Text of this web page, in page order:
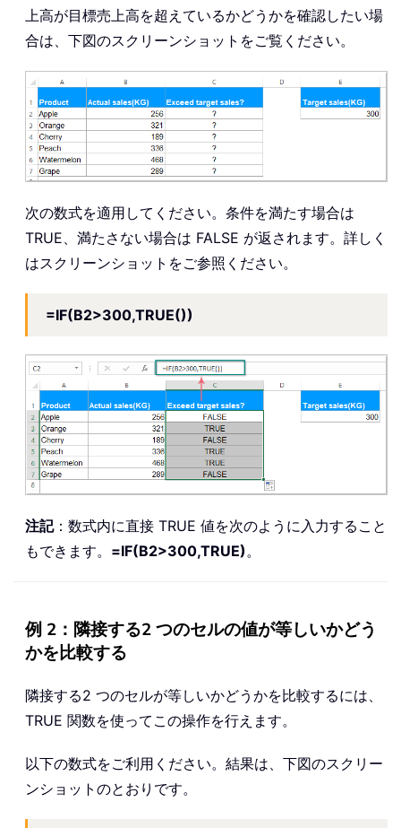
上高が目標売上高を超えているかどうかを確認したい場
合は、下図のスクリーンショットをご覧ください。
次の数式を適用してください。条件を満たす場合は
TRUE、満たさない場合は FALSE が返されます。詳しく
はスクリーンショットをご参照ください。
=IF(B2>300,TRUE())
注記：数式内に直接 TRUE 値を次のように入力すること
もできます。 =IF(B2>300,TRUE)。
例 2：隣接する2 つのセルの値が等しいかどう
かを比較する
隣接する2 つのセルが等しいかどうかを比較するには、
TRUE 関数を使ってこの操作を行えます。
以下の数式をご利用ください。結果は、下図のスクリー
ンショットのとおりです。